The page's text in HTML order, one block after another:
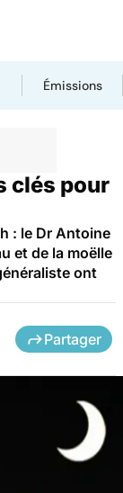
Émissions
clés pour
: le Dr Antoine
et de la moëlle
ont
Partager